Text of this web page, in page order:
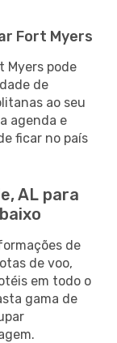
Fort Myers
Myers pode
de
ao seu
agenda e
ficar no país
AL para
de
de voo,
em todo o
gama de